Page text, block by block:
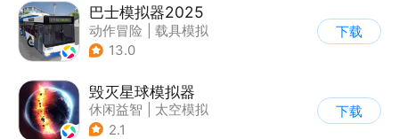
巴士模拟器2025
动作冒险
载具模拟
| 汽车 |
13.0
下载
毁灭星球模拟器
休闲益智
太空模拟
| 太空
2.1
下载